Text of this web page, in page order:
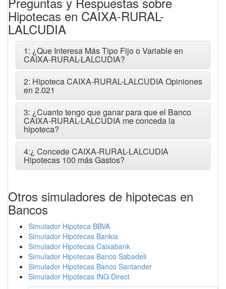
Hipotecas en CAIXA-RURAL-
LALCUDIA
1: ¿Que Interesa Más Tipo Fijo o Variable en
CAIXA-RURAL-LALCUDIA?
2: Hipoteca CAIXA-RURAL-LALCUDIA Opiniones
en 2.021
3: ¿Cuanto tengo que ganar para que el Banco
CAIXA-RURAL-LALCUDIA me conceda la
hipoteca?
4:¿ Concede CAIXA-RURAL-LALCUDIA
Hipotecas 100 más Gastos?
Otros simuladores de hipotecas en
Bancos
Simulador Hipoteca BBVA
Simulador Hipotecas Bankia
Simulador Hipotecas Caixabank
Simulador Hipotecas Banco Sabadell
Simulador Hipotecas Banco Santander
Simulador Hipotecas ING Direct